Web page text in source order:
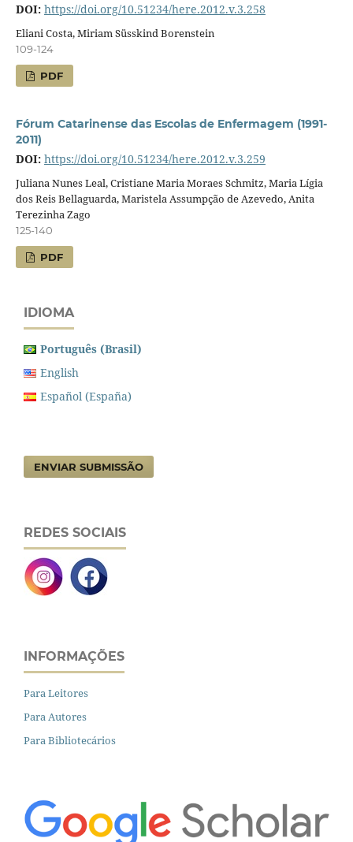
DOI: https://doi.org/10.51234/here.2012.v.3.258
Eliani Costa, Miriam Süsskind Borenstein
109-124
PDF
Fórum Catarinense das Escolas de Enfermagem (1991-
2011)
DOI: https://doi.org/10.51234/here.2012.v.3.259
Juliana Nunes Leal, Cristiane Maria Moraes Schmitz, Maria Lígia
dos Reis Bellaguarda, Maristela Assumpção de Azevedo, Anita
Terezinha Zago
125-140
PDF
IDIOMA
Português (Brasil)
English
Español (España)
ENVIAR SUBMISSÃO
REDES SOCIAIS
INFORMAÇÕES
Para Leitores
Para Autores
Para Bibliotecários